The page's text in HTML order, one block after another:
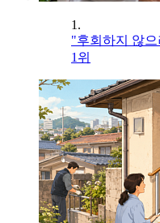
1.
"후회하지 않
1위